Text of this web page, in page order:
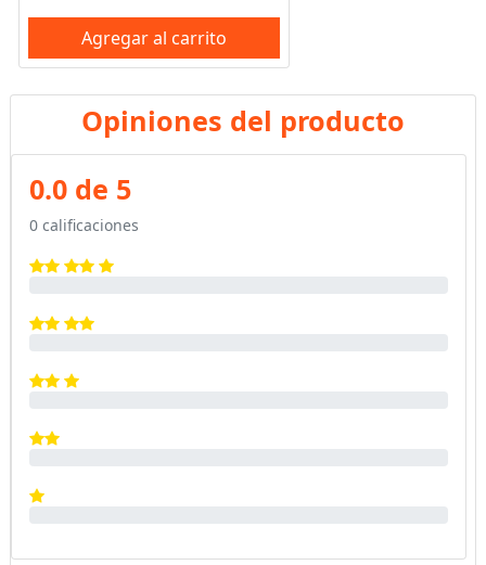
Agregar al carrito
Opiniones del producto
0.0 de 5
0 calificaciones